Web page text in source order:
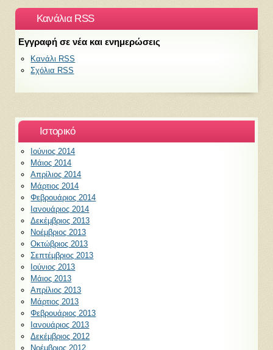
Κανάλια RSS
Εγγραφή σε νέα και ενημερώσεις
Κανάλι RSS
Σχόλια RSS
Ιστορικό
Ιούνιος 2014
Μάιος 2014
Απρίλιος 2014
Μάρτιος 2014
Φεβρουάριος 2014
Ιανουάριος 2014
Δεκέμβριος 2013
Νοέμβριος 2013
Οκτώβριος 2013
Σεπτέμβριος 2013
Ιούνιος 2013
Μάιος 2013
Απρίλιος 2013
Μάρτιος 2013
Φεβρουάριος 2013
Ιανουάριος 2013
Δεκέμβριος 2012
Νοέμβριος 2012